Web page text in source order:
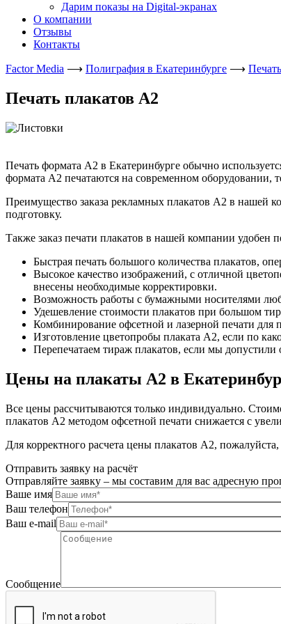
Дарим показы на Digital-экранах
О компании
Отзывы
Контакты
Factor Media ⟶ Полиграфия в Екатеринбурге ⟶
Печать плакатов А2
Печать формата А2 в Екатеринбурге обычно
формата А2 печатаются на современном оборудовании,
Преимущество заказа рекламных плакатов А2 в нашей
подготовку.
Также заказ печати плакатов в нашей компании
Быстрая печать большого количества плакатов,
Высокое качество изображений, с отличной
внесены необходимые корректировки.
Возможность работы с бумажными носителями
Удешевление стоимости плакатов при большом
Комбинирование офсетной и лазерной печати для
Изготовление цветопробы плаката А2, если по
Перепечатаем тираж плакатов, если мы
Цены на плакаты А2 в
Все цены рассчитываются только индивидуально.
плакатов А2 методом офсетной печати снижается с
Для корректного расчета цены плакатов А2,
Отправить заявку на расчёт
Отправляйте заявку – мы составим для вас адресную
Ваше имя
Ваш телефон
Ваш e-mail
Сообщение